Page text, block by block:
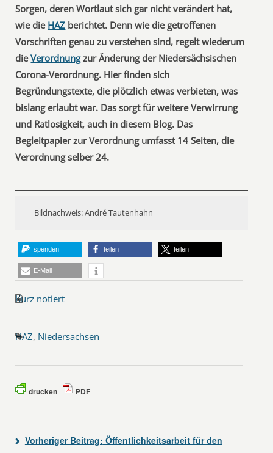
Sorgen, deren Wortlaut sich gar nicht verändert hat,
wie die HAZ berichtet. Denn wie die getroffenen
Vorschriften genau zu verstehen sind, regelt wiederum
dieVerordnungzur Änderung der Niedersächsischen
Corona-Verordnung. Hier finden sich
Begründungstexte, die plötzlich etwas verbieten, was
bislang erlaubt war. Das sorgt für weitere Verwirrung
und Ratlosigkeit, auch in diesem Blog. Das
Begleitpapier zur Verordnung umfasst 14 Seiten, die
Verordnung selber 24.
Bildnachweis: André Tautenhahn
spenden teilen teilen
E-Mail
Kurz notiert
HAZ, Niedersachsen
drucken PDF
Vorheriger Beitrag: Öffentlichkeitsarbeit für den